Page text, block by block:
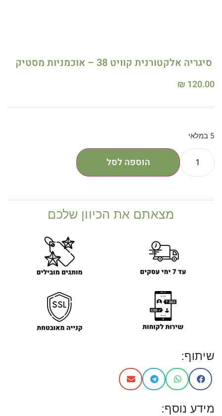
סיגריה אלקטורנית קוויט 38 – אוכמניות מסטיק
₪ 120.00
5 במלאי
הוספה לסל
מצאתם את הכיוון שלכם
שיתוף:
מידע נוסף: